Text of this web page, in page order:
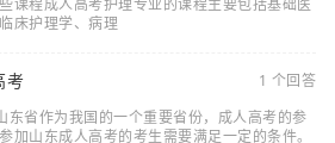
课程成人高考护理专业的课程主要包括基础医
床护理学、病理
考
1 个回答
东省作为我国的一个重要省份，成人高考的参
加山东成人高考的考生需要满足一定的条件。